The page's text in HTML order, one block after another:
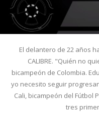
El delantero de 22 años
CALIBRE. "Quién no
bicampeón de Colombia.
yo necesito seguir
Cali, bicampeón del Fútbol
tres